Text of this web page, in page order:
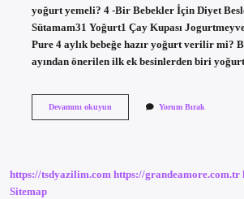
yoğurt yemeli? 4 -Bir Bebekler İçin Diyet
Sütamam31 Yoğurt1 Çay Kupası
Pure 4 aylık bebeğe hazır yoğurt verilir mi?
ayından önerilen ilk ek besinlerden biri
Devamını okuyun4
Yorum Bırak
https://tsdyazilim.com https://grandeamore.com.tr
Sitemap